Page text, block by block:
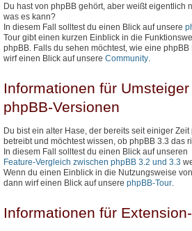
Du hast von phpBB gehört, aber weißt eigentlich
was es kann?
In diesem Fall solltest du einen Blick auf unsere
Tour gibt einen kurzen Einblick in die
phpBB. Falls du sehen möchtest, wie eine phpBB
wirf einen Blick auf unsere Community
Informationen für
phpBB-Versionen
Du bist ein alter Hase, der bereits seit einiger
betreibt und möchtest wissen, ob phpBB 3.3 das
In diesem Fall solltest du einen Blick auf unseren
Feature-Vergleich zwischen phpBB 3.2 und 3.3
Wenn du einen Einblick in die Nutzungsweise
dann wirf einen Blick auf unsere phpBB-Tour.
Informationen für